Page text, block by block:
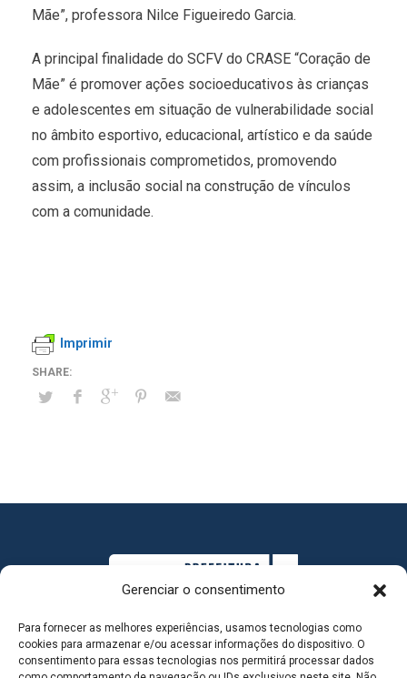
Gerenciar o consentimento
Para fornecer as melhores experiências, usamos tecnologias como
cookies para armazenar e/ou acessar informações do dispositivo. O
consentimento para essas tecnologias nos permitirá processar dados
Mãe”, professora Nilce Figueiredo Garcia.
A principal finalidade do SCFV do CRASE “Coração de
Mãe” é promover ações socioeducativos às crianças
e adolescentes em situação de vulnerabilidade social
no âmbito esportivo, educacional, artístico e da saúde
com profissionais comprometidos, promovendo
assim, a inclusão social na construção de vínculos
com a comunidade.
Imprimir